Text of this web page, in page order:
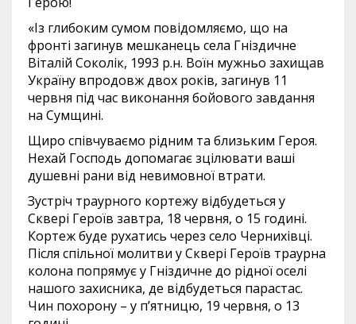
«Із глибоким сумом повідомляємо, що на
фронті загинув мешканець села Гніздичне
Віталій Соколік, 1993 р.н. Воїн мужньо захищав
Україну впродовж двох років, загинув 11
червня під час виконання бойового завдання
на Сумщині.
Щиро співчуваємо рідним та близьким Героя.
Нехай Господь допомагає зцілювати ваші
душевні рани від невимовної втрати.
Зустріч траурного кортежу відбудеться у
Сквері Героїв завтра, 18 червня, о 15 годині.
Кортеж буде рухатись через село Чернихівці.
Після спільної молитви у Сквері Героїв траурна
колона попрямує у Гніздичне до рідної оселі
нашого захисника, де відбудеться парастас.
Чин похорону – у п’ятницю, 19 червня, о 13